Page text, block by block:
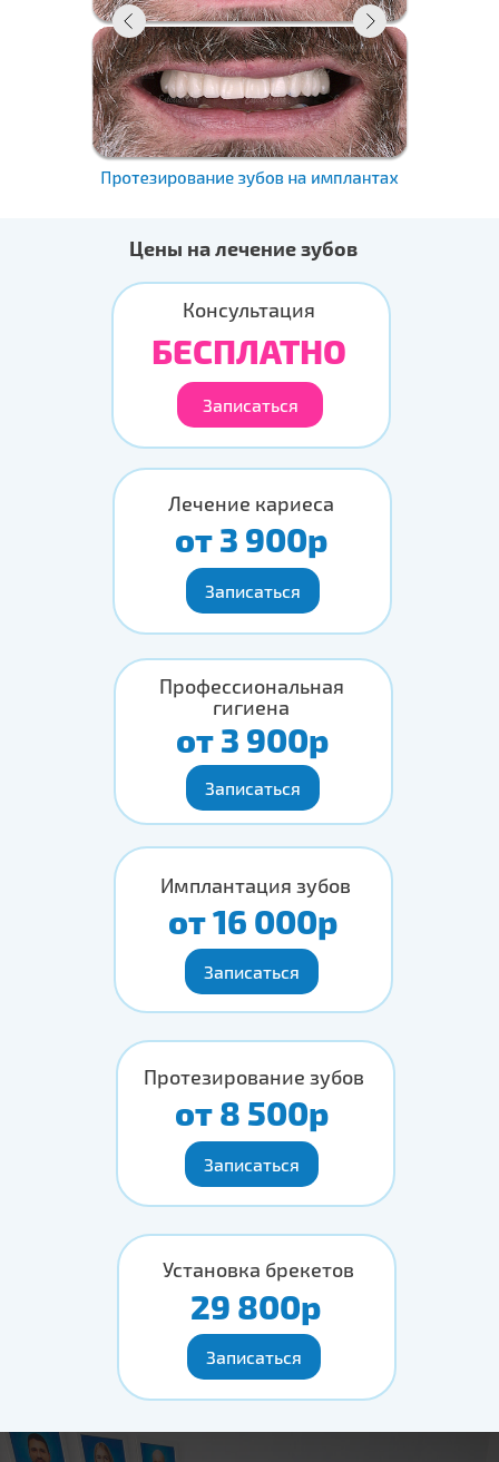
Цены на лечение зубов
Консультация
БЕСПЛАТНО
Записаться
Лечение кариеса
от 3 900р
Записаться
Профессиональная
гигиена
от 3 900р
Записаться
Имплантация зубов
от 16 000р
Записаться
Протезирование зубов
от 8 500р
Записаться
Установка брекетов
29 800р
Записаться